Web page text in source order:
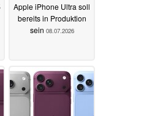
Apple iPhone Ultra soll
bereits in Produktion
sein 08.07.2026